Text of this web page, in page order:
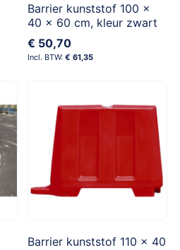
Barrier kunststof 100 x
40 x 60 cm, kleur zwart
€ 50,70
€ 61,35
Barrier kunststof 110 x 40